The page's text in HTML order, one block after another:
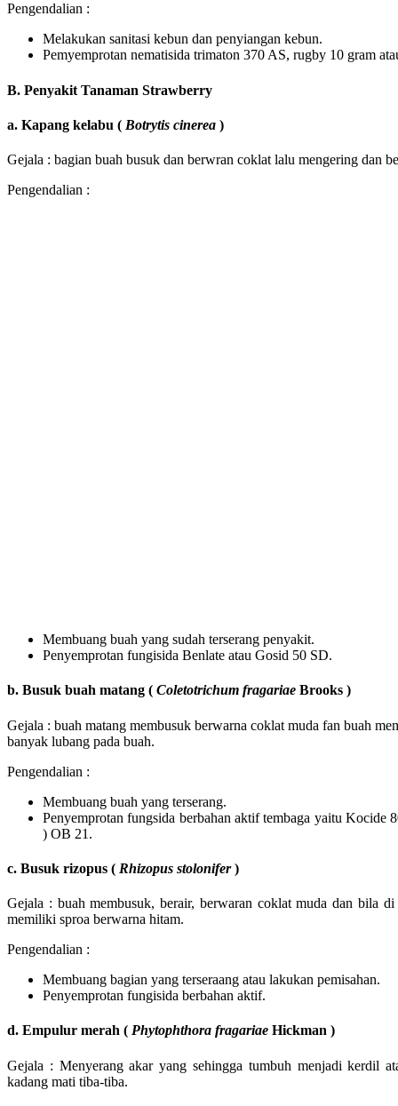
Pengendalian :
Melakukan sanitasi kebun dan penyiangan kebun.
Pemyemprotan nematisida trimaton 370 AS, rugby 10 gram
B. Penyakit Tanaman Strawberry
a. Kapang kelabu ( Botrytis cinerea )
Gejala : bagian buah busuk dan berwran coklat lalu mengering dan
Pengendalian :
Membuang buah yang sudah terserang penyakit.
Penyemprotan fungisida Benlate atau Gosid 50 SD.
b. Busuk buah matang ( Coletotrichum fragariae Brooks )
Gejala : buah matang membusuk berwarna coklat muda fan buah
banyak lubang pada buah.
Pengendalian :
Membuang buah yang terserang.
Penyemprotan fungsida berbahan aktif tembaga yaitu Kocide
) OB 21.
c. Busuk rizopus ( Rhizopus stolonifer)
Gejala : buah membusuk, berair, berwaran coklat muda dan bila
memiliki sproa berwarna hitam.
Pengendalian :
Membuang bagian yang terseraang atau lakukan pemisahan.
Penyemprotan fungisida berbahan aktif.
d. Empulur merah ( Phytophthora fragariae Hickman )
Gejala : Menyerang akar yang sehingga tumbuh menjadi kerdil
kadang mati tiba-tiba.